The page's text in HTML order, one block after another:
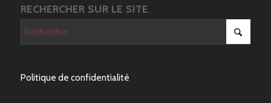
RECHERCHER SUR LE SITE
Politique de confidentialité